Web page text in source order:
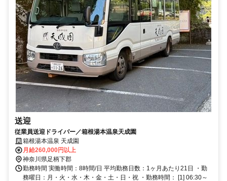
送迎
従業員送迎ドライバー／箱根湯本温泉天成園
箱根湯本温泉 天成園
月給260,000円以上
神奈川県足柄下郡
勤務時間 実働時間：8時間/日 平均勤務日数：1ヶ月あたり21日 ・勤
務曜日：月・火・水・木・金・土・日・祝 ・勤務時間： [1] 06:30～